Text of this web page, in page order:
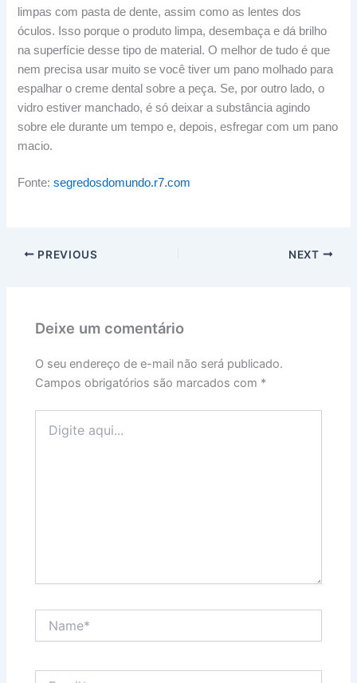
limpas com pasta de dente, assim como as lentes dos
óculos. Isso porque o produto limpa, desembaça e dá brilho
na superfície desse tipo de material. O melhor de tudo é que
nem precisa usar muito se você tiver um pano molhado para
espalhar o creme dental sobre a peça. Se, por outro lado, o
vidro estiver manchado, é só deixar a substância agindo
sobre ele durante um tempo e, depois, esfregar com um pano
macio.
Fonte:segredosdomundo.r7.com
PREVIOUS NEXT
Deixe um comentário
O seu endereço de e-mail não será publicado.
Campos obrigatórios são marcados com *
aqui...